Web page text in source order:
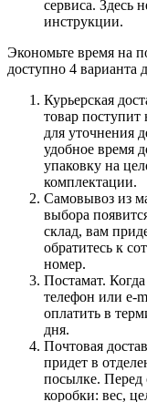
сервиса. Здесь
инструкции.
Экономьте время на
доступно 4 варианта
Курьерская
товар поступит
для уточнения
удобное время
упаковку на
комплектации.
Самовывоз из
выбора
склад, вам
обратитесь к
номер.
Постамат.
телефон или e-
оплатить в
дня.
Почтовая
придет в
посылке. Перед
коробки: вес,